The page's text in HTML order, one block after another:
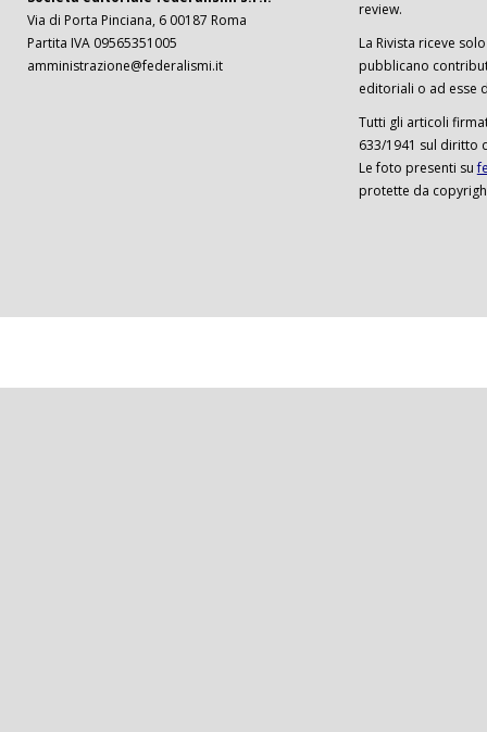
Via di Porta Pinciana, 6 00187 Roma
Partita IVA 09565351005
amministrazione@federalismi.it
review.
La Rivista riceve
pubblicano
editoriali o ad esse
Tutti gli articoli
633/1941 sul diritto
Le foto presenti su
protette da